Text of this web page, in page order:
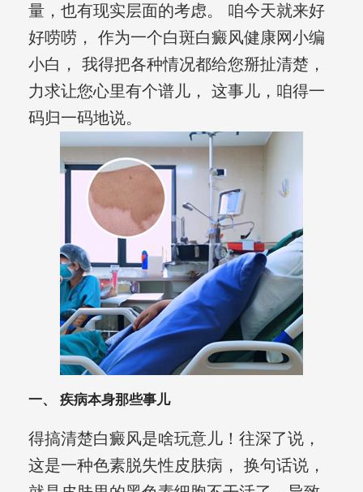
量，也有现实层面的考虑。 咱今天就来好
好唠唠， 作为一个白斑白癜风健康网小编
小白， 我得把各种情况都给您掰扯清楚，
力求让您心里有个谱儿， 这事儿，咱得一
码归一码地说。
一、 疾病本身那些事儿
得搞清楚白癜风是啥玩意儿！往深了说，
这是一种色素脱失性皮肤病， 换句话说，